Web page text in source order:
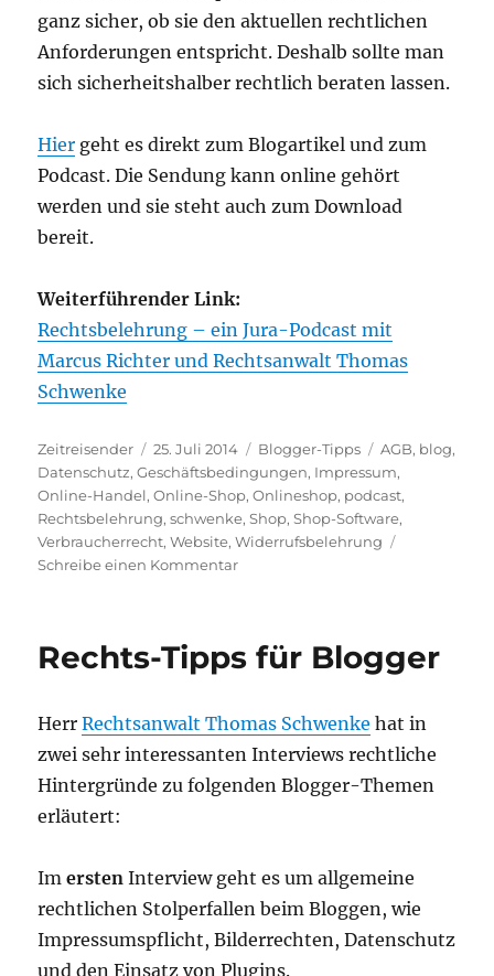
ganz sicher, ob sie den aktuellen rechtlichen
Anforderungen entspricht. Deshalb sollte man
sich sicherheitshalber rechtlich beraten lassen.
Hier geht es direkt zum Blogartikel und zum
Podcast. Die Sendung kann online gehört
werden und sie steht auch zum Download
bereit.
Weiterführender Link:
Rechtsbelehrung – ein Jura-Podcast mit
Marcus Richter und Rechtsanwalt Thomas
Schwenke
Autor
Zeitreisender
Veröffentlicht
am
25. Juli 2014 Kategorien
Blogger-Tipps Schlagwörter
AGB, blog,
Datenschutz,Geschäftsbedingungen, Impressum,
Online-Handel,Online-Shop,Onlineshop, podcast,
Rechtsbelehrung,schwenke,Shop,Shop-Software,
Verbraucherrecht,Website,Widerrufsbelehrung
Schreibe einen Kommentarzu
Shop
Podcast
Rechts-Tipps für Blogger
HerrRechtsanwalt Thomas Schwenke hat in
zwei sehr interessanten Interviews rechtliche
Hintergründe zu folgenden Blogger-Themen
erläutert:
Imersten Interview geht es um allgemeine
rechtlichen Stolperfallen beim Bloggen, wie
Impressumspflicht, Bilderrechten, Datenschutz
und den Einsatz von Plugins.